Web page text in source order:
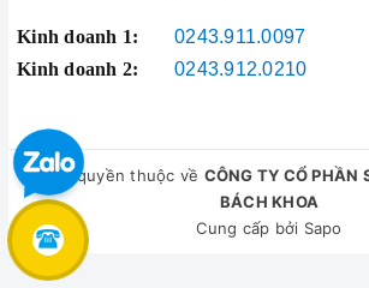
Kinh doanh 1:
0243.911.0097
Kinh doanh 2:
0243.912.0210
© Bản quyền thuộc về CÔNG TY CỔ PHẦN
BÁCH KHOA
Cung cấp bởi Sapo